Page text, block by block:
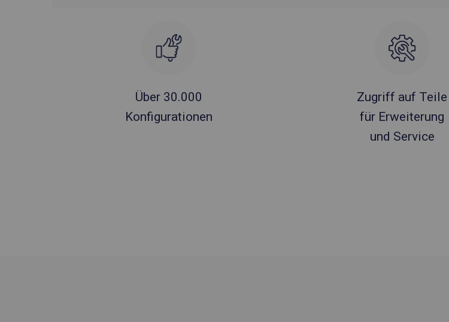
Über 30.000
Konfigurationen
Zugriff auf Teile
für Erweiterung
und Service